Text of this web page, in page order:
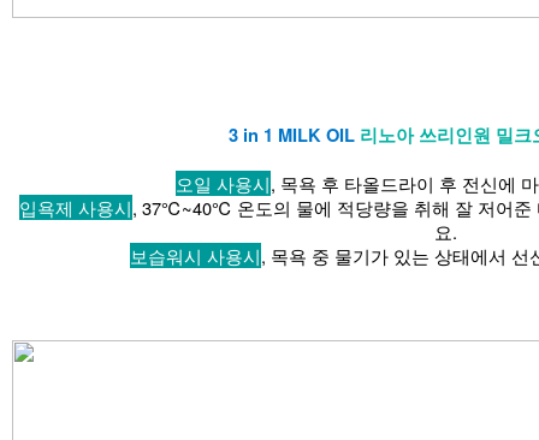
3 in 1 MILK OIL 리노아 쓰리인원 밀크
오일 사용시, 목욕 후 타올드라이 후 전신에
입욕제 사용시, 37℃~40℃ 온도의 물에 적당량을 취해 잘 저어준
요.
보습워시 사용시, 목욕 중 물기가 있는 상태에서